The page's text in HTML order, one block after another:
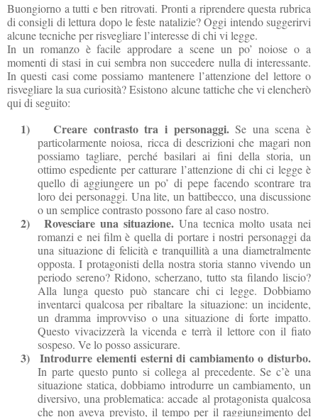
Buongiorno a tutti e ben ritrovati. Pronti a riprendere questa rubrica
di consigli di lettura dopo le feste natalizie? Oggi intendo suggerirvi
alcune tecniche per risvegliare l’interesse di chi vi legge.
In un romanzo è facile approdare a scene un po’ noiose o a
momenti di stasi in cui sembra non succedere nulla di interessante.
In questi casi come possiamo mantenere l’attenzione del lettore o
risvegliare la sua curiosità? Esistono alcune tattiche che vi elencherò
qui di seguito:
1) Creare contrasto tra i personaggi.Se una scena è
particolarmente noiosa, ricca di descrizioni che magari non
possiamo tagliare, perché basilari ai fini della storia, un
ottimo espediente per catturare l’attenzione di chi ci legge è
quello di aggiungere un po’ di pepe facendo scontrare tra
loro dei personaggi. Una lite, un battibecco, una discussione
o un semplice contrasto possono fare al caso nostro.
2) Rovesciare una situazione. Una tecnica molto usata nei
romanzi e nei film è quella di portare i nostri personaggi da
una situazione di felicità e tranquillità a una diametralmente
opposta. I protagonisti della nostra storia stanno vivendo un
periodo sereno? Ridono, scherzano, tutto sta filando liscio?
Alla lunga questo può stancare chi ci legge. Dobbiamo
inventarci qualcosa per ribaltare la situazione: un incidente,
un dramma improvviso o una situazione di forte impatto.
Questo vivacizzerà la vicenda e terrà il lettore con il fiato
sospeso. Ve lo posso assicurare.
3) Introdurre elementi esterni di cambiamento o disturbo.
In parte questo punto si collega al precedente. Se c’è una
situazione statica, dobbiamo introdurre un cambiamento, un
diversivo, una problematica: accade al protagonista qualcosa
che non aveva previsto, il tempo per il raggiungimento del